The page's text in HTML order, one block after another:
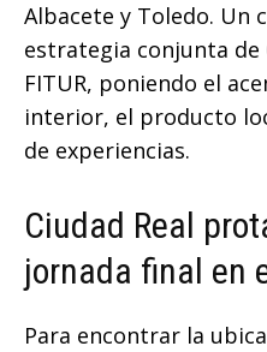
Albacete y Toledo. Un
estrategia conjunta de
FITUR, poniendo el
interior, el producto
de experiencias.
Ciudad Real
jornada final en
Para encontrar la